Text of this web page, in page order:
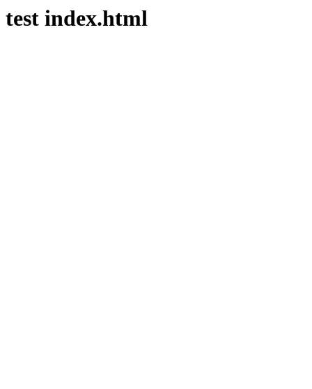
test index.html